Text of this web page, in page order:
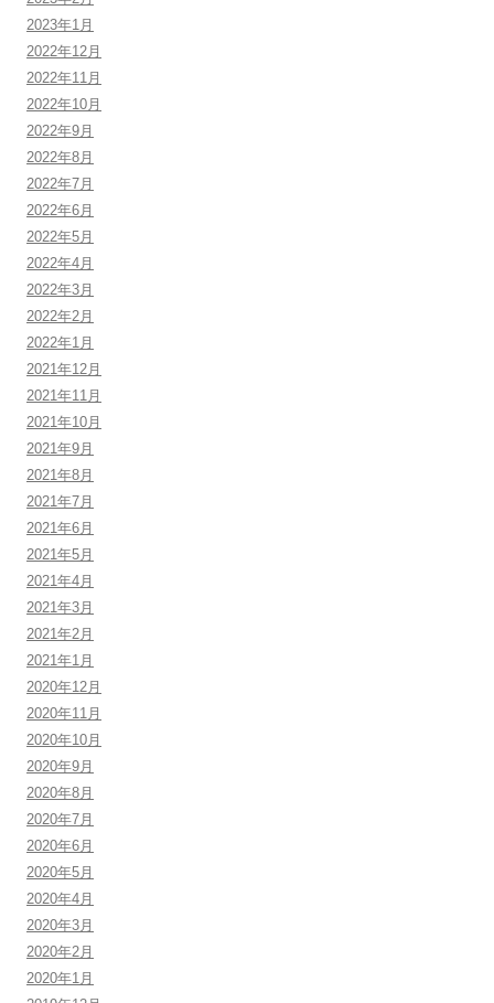
2023年1月
2022年12月
2022年11月
2022年10月
2022年9月
2022年8月
2022年7月
2022年6月
2022年5月
2022年4月
2022年3月
2022年2月
2022年1月
2021年12月
2021年11月
2021年10月
2021年9月
2021年8月
2021年7月
2021年6月
2021年5月
2021年4月
2021年3月
2021年2月
2021年1月
2020年12月
2020年11月
2020年10月
2020年9月
2020年8月
2020年7月
2020年6月
2020年5月
2020年4月
2020年3月
2020年2月
2020年1月